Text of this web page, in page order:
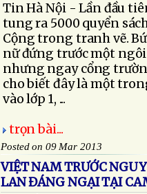
Tin Hà Nội - Lần đầu
tung ra 5000 quyển
Cộng trong tranh vẽ.
nữ đứng trước một
nhưng ngay cổng
cho biết đây là một
vào lớp 1, ...
trọn bài...
Posted on 09 Mar 2013
VIỆT NAM TRƯỚC
LAN ĐÁNG NGẠI TẠI